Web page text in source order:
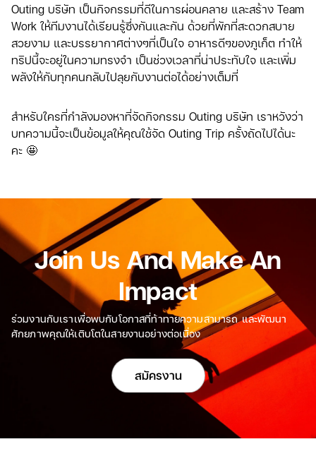
Outing บริษัท เป็นกิจกรรมที่ดีในการผ่อนคลาย และสร้าง Team
Work ให้ทีมงานได้เรียนรู้ซึ่งกันและกัน ด้วยที่พักที่สะดวกสบาย
สวยงาม และบรรยากาศต่างๆที่เป็นใจ อาหารดีๆของภูเก็ต ทำให้
ทริปนี้จะอยู่ในความทรงจำ เป็นช่วงเวลาที่น่าประทับใจ และเพิ่ม
พลังให้กับทุกคนกลับไปลุยกับงานต่อได้อย่างเต็มที่
สำหรับใครที่กำลังมองหาที่จัดกิจกรรม Outing บริษัท เราหวังว่า
บทความนี้จะเป็นข้อมูลให้คุณใช้จัด Outing Trip ครั้งถัดไปได้นะ
คะ 🤩
Join Us And Make An
Impact
ร่วมงานกับเราเพื่อพบกับโอกาสที่ท้าทายความสามารถ และพัฒนา
ศักยภาพคุณให้เติบโตในสายงานอย่างต่อเนื่อง
สมัครงาน